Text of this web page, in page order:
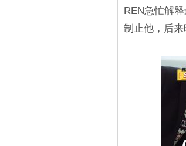
REN急忙解
制止他，后